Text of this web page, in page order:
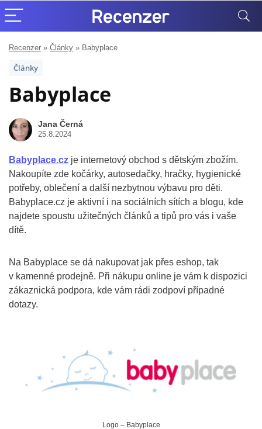
Recenzer » Články » Babyplace
Články
Babyplace
Jana Černá
25.8.2024
Babyplace.cz je internetový obchod s dětským zbožím.
Nakoupíte zde kočárky, autosedačky, hračky, hygienické
potřeby, oblečení a další nezbytnou výbavu pro děti.
Babyplace.cz je aktivní i na sociálních sítích a blogu, kde
najdete spoustu užitečných článků a tipů pro vás i vaše
dítě.
Na Babyplace se dá nakupovat jak přes eshop, tak
v kamenné prodejně. Při nákupu online je vám k dispozici
zákaznická podpora, kde vám rádi zodpoví případné
dotazy.
Logo – Babyplace